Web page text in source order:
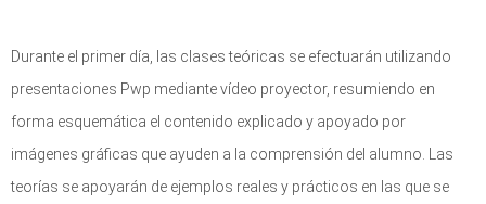
Durante el primer día, las clases teóricas se efectuarán utilizando
presentaciones Pwp mediante vídeo proyector, resumiendo en
forma esquemática el contenido explicado y apoyado por
imágenes gráficas que ayuden a la comprensión del alumno. Las
teorías se apoyarán de ejemplos reales y prácticos en las que se